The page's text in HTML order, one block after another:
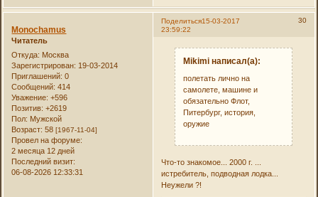
Поделиться 30
15-03-2017
23:59:22
Monochamus
Читатель
Откуда: Москва
Зарегистрирован: 19-03-2014
Приглашений: 0
Сообщений: 414
Уважение: +596
Позитив: +2619
Пол: Мужской
Возраст: 58[1967-11-04]
Провел на форуме:
2 месяца 12 дней
Последний визит:
06-08-2026 12:33:31
Mikimi написал(а):
полетать лично на
самолете, машине и
обязательно Флот,
Питербург, история,
оружие
Что-то знакомое... 2000 г. ...
истребитель, подводная лодка...
Неужели ?!